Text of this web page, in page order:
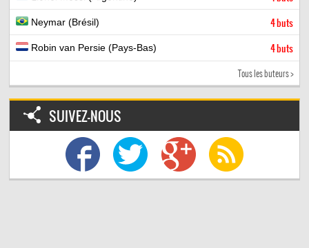
Neymar (Brésil) 4 buts
Robin van Persie (Pays-Bas) 4 buts
Tous les buteurs >
SUIVEZ-NOUS